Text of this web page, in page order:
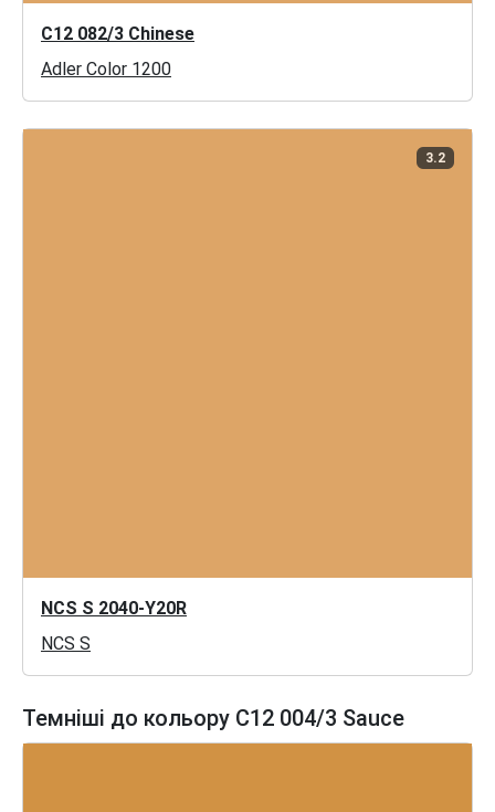
C12 082/3 Chinese
Adler Color 1200
3.2
NCS S 2040-Y20R
NCS S
Темніші до кольору C12 004/3 Sauce